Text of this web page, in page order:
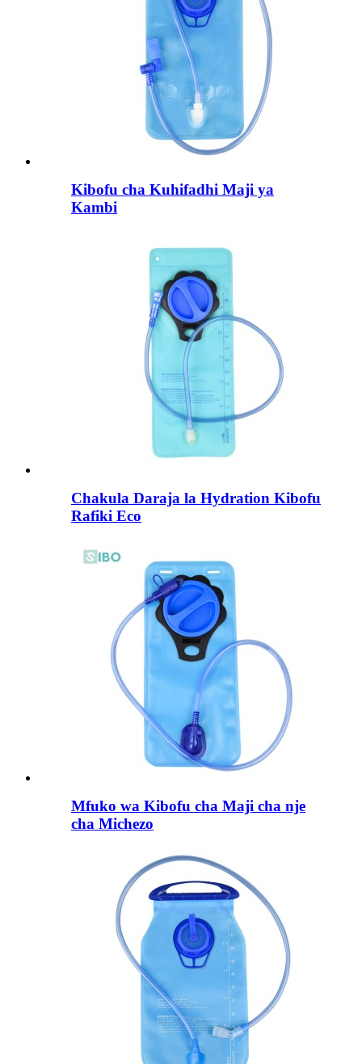
Kibofu cha Kuhifadhi Maji ya
Kambi
Chakula Daraja la Hydration Kibofu
Rafiki Eco
Mfuko wa Kibofu cha Maji cha nje
cha Michezo